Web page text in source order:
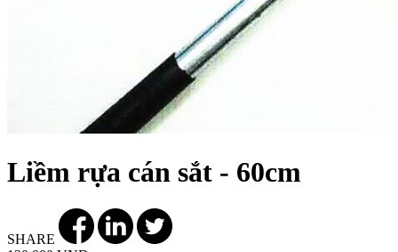
Liềm rựa cán sắt - 60cm
SHARE